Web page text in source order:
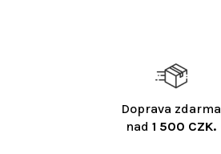
Doprava zdarma
nad1 500 CZK.